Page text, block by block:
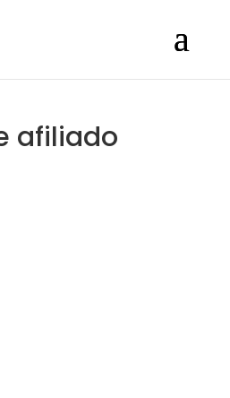
afiliado